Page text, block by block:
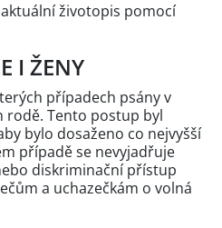
životopis pomocí
I ŽENY
případech psány v
rodě. Tento postup byl
bylo dosaženo co nejvyšší
případě se nevyjadřuje
diskriminační přístup
a uchazečkám o volná